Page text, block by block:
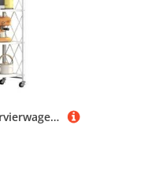
CEIEVER Klappbar Servierwagen mit 4 Rollen, Rollwagen klappbar 3/4/5 Etage Mobile Storage Folding Trolley Mikrowellen-Regal Küchenwagen Etagenwagen Regal für Küche Büro (Weiß, 5 Schichten)